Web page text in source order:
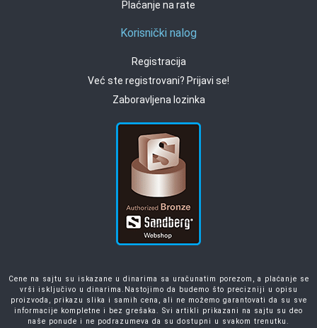
Plaćanje na rate
Korisnički nalog
Registracija
Već ste registrovani? Prijavi se!
Zaboravljena lozinka
Cene na sajtu su iskazane u dinarima sa uračunatim porezom, a plaćanje se
vrši isključivo u dinarima.Nastojimo da budemo što precizniji u opisu
proizvoda, prikazu slika i samih cena, ali ne možemo garantovati da su sve
informacije kompletne i bez grešaka. Svi artikli prikazani na sajtu su deo
naše ponude i ne podrazumeva da su dostupni u svakom trenutku.